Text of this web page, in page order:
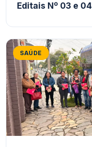
Editais Nº 03 e 04
SAÚDE